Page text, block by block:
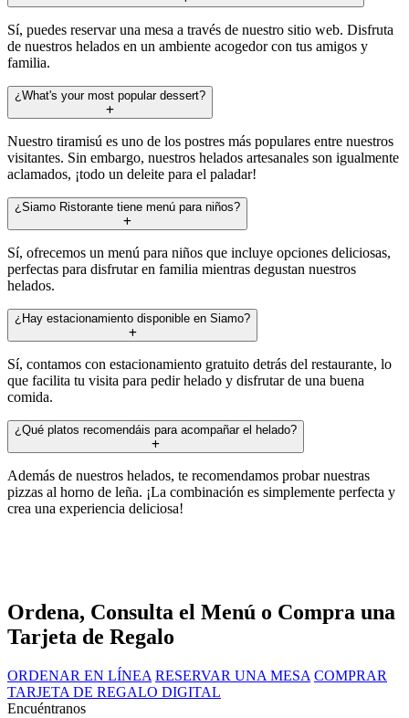
Sí, puedes reservar una mesa a través de nuestro sitio web. Disfruta
de nuestros helados en un ambiente acogedor con tus amigos y
familia.
¿What's your most popular dessert?
Nuestro tiramisú es uno de los postres más populares entre nuestros
visitantes. Sin embargo, nuestros helados artesanales son igualmente
aclamados, ¡todo un deleite para el paladar!
¿Siamo Ristorante tiene menú para niños?
Sí, ofrecemos un menú para niños que incluye opciones deliciosas,
perfectas para disfrutar en familia mientras degustan nuestros
helados.
¿Hay estacionamiento disponible en Siamo?
Sí, contamos con estacionamiento gratuito detrás del restaurante, lo
que facilita tu visita para pedir helado y disfrutar de una buena
comida.
¿Qué platos recomendáis para acompañar el helado?
Además de nuestros helados, te recomendamos probar nuestras
pizzas al horno de leña. ¡La combinación es simplemente perfecta y
crea una experiencia deliciosa!
Ordena, Consulta el Menú o Compra una
Tarjeta de Regalo
ORDENAR EN LÍNEA RESERVAR UNA MESA COMPRAR
TARJETA DE REGALO DIGITAL
Encuéntranos